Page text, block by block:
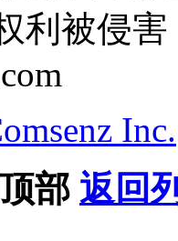
利被侵
Inc.
部 返回